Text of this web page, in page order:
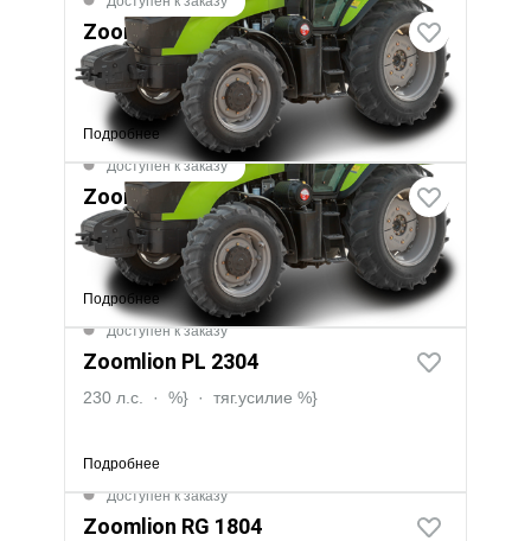
Zoomlion RN 904 Pro
90 л.с.· %} ·тяг.усилие%}
Подробнее
Доступен к заказу
Zoomlion RN 1104 Pro
110 л.с. · %}·тяг.усилие
Подробнее
Доступен к заказу
Zoomlion PL 2304
230 л.с. · %} · тяг.усилие %}
Подробнее
Доступен к заказу
Zoomlion RG 1804